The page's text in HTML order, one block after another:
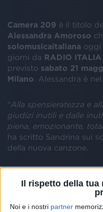
Il rispetto della tua
Noi e i nostri partner
Camera 209 è il titolo
Alessandra Amoroso
solomusicaitaliana oggi
giorni da RADIO ITALIA
previsto sabato 21
Milano . Alessandra è nel
“Alla spensieratezza e
giudizi inutili e dalle
piena, emozionante,
ha scritto Sandrina sui
della nuova canzone.